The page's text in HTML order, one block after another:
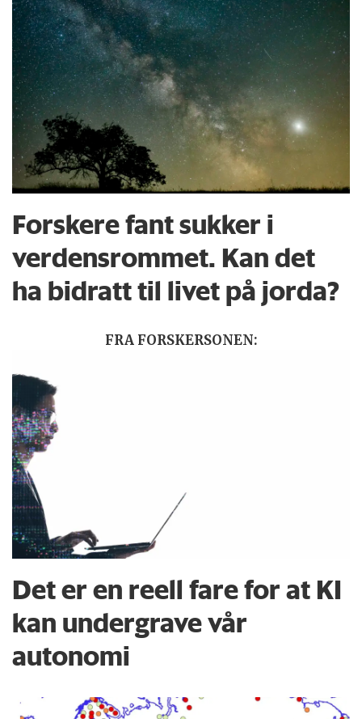
Forskere fant sukker i
verdensrommet. Kan det
ha bidratt til livet på jorda?
FRA FORSKERSONEN:
Det er en reell fare for at KI
kan undergrave vår
autonomi